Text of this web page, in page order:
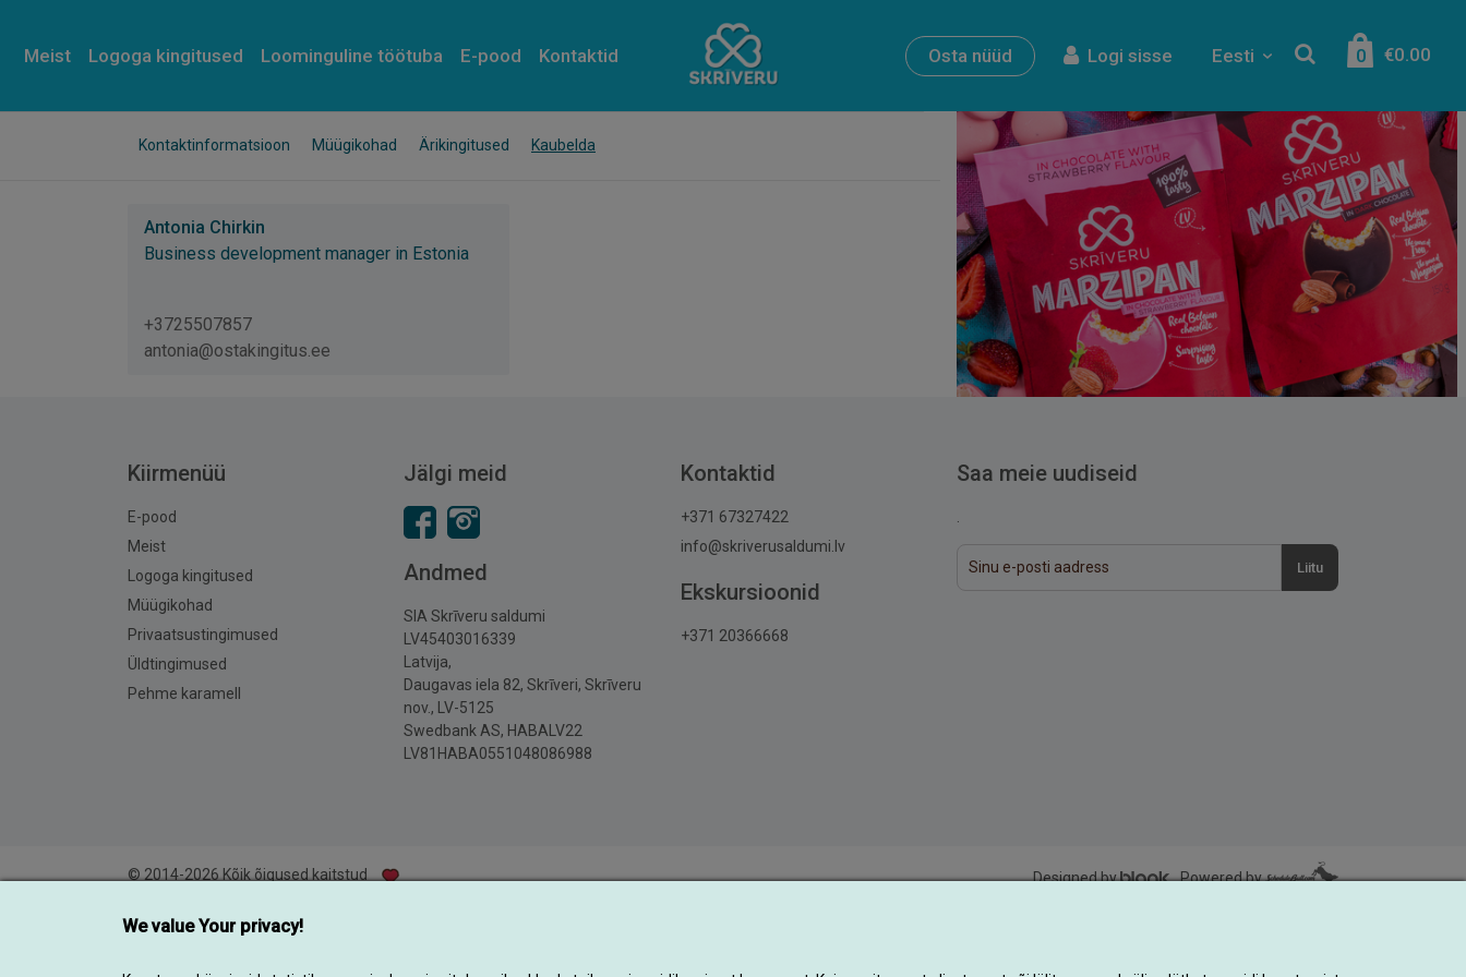
We value Your privacy!
Meist Logoga kingitused Loominguline töötuba E-pood Kontaktid 0 €0.00
Eesti
Logi sisse
Osta nüüd
Kontaktinformatsioon Müügikohad Ärikingitused Kaubelda
Antonia Chirkin
Business development manager in Estonia
+3725507857
antonia@ostakingitus.ee
Kiirmenüü
E-pood
Meist
Logoga kingitused
Müügikohad
Privaatsustingimused
Üldtingimused
Pehme karamell
Jälgi meid
Andmed
SIA Skrīveru saldumi
LV45403016339
Latvija,
Daugavas iela 82, Skrīveri, Skrīveru
nov., LV-5125
Swedbank AS, HABALV22
LV81HABA0551048086988
Kontaktid
+371 67327422
info@skriverusaldumi.lv
Ekskursioonid
+371 20366668
Saa meie uudiseid
Liitu
© 2014-2026 Kõik õigused kaitstud Designed by Powered by